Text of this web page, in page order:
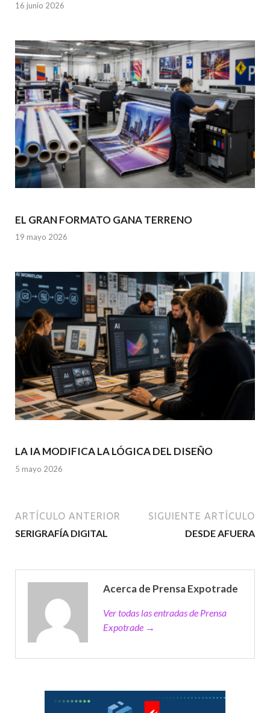
16 junio 2026
EL GRAN FORMATO GANA TERRENO
19 mayo 2026
LA IA MODIFICA LA LÓGICA DEL DISEÑO
5 mayo 2026
ARTÍCULO ANTERIOR
SERIGRAFÍA DIGITAL
SIGUIENTE ARTÍCULO
DESDE AFUERA
Acerca de Prensa Expotrade
Ver todas las entradas de Prensa
Expotrade →